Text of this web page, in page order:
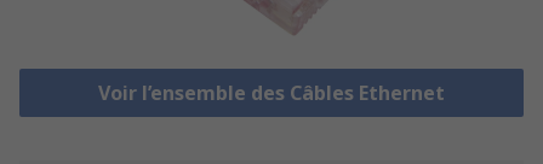
Voir l’ensemble des Câbles Ethernet